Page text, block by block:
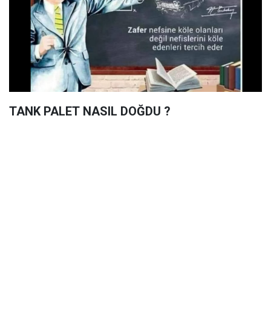
TANK PALET NASIL DOĞDU ?